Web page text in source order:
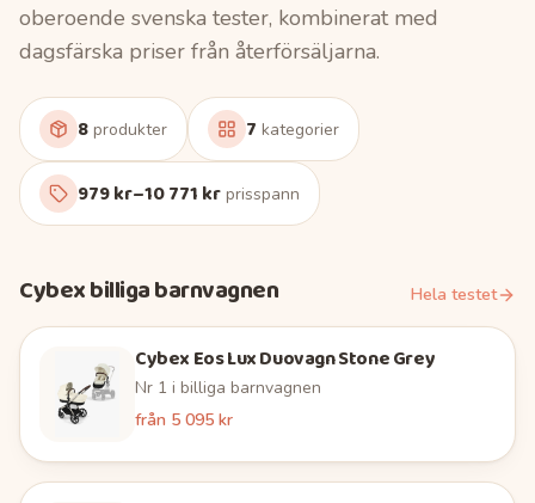
oberoende svenska tester, kombinerat med
dagsfärska priser från återförsäljarna.
8 produkter 7 kategorier
979 kr–10 771 kr prisspann
Cybexbilliga barnvagnen Hela testet
Cybex Eos Lux Duovagn Stone Grey
Nr 1 i billiga barnvagnen
från 5 095 kr